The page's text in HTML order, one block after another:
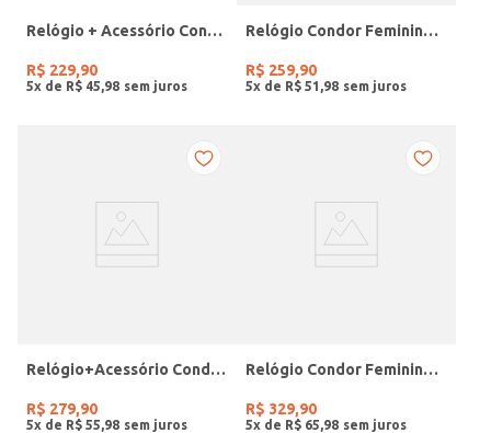
Relógio + Acessório Condor Feminino PRATA
R$ 229,90
5x de R$ 45 98
Relógio Condor Feminino DOURADO
R$ 259,90
5x de R$ 51 98
Relógio+Acessório Condor Feminino ROSE
R$ 279,90
5x de R$ 55 98
Relógio Condor Feminino DOURADO
R$ 329,90
5x de R$ 65 98